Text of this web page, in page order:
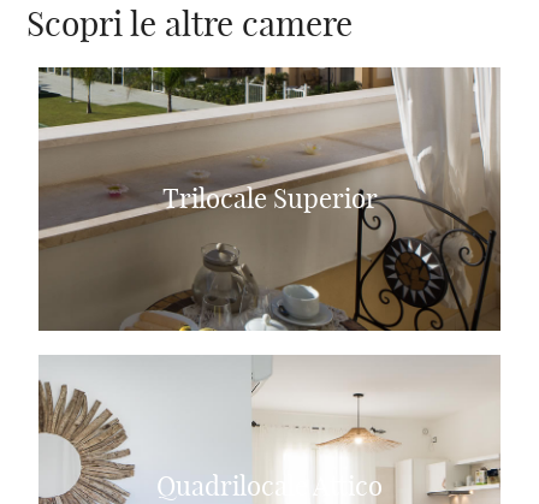
Scopri le altre camere
Trilocale Superior
Quadrilocale Attico